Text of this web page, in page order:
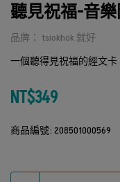
聽見祝福-音樂
品牌： tsiokhok 就好
一個聽得見祝福的經文卡
NT$349
商品編號: 208501000569